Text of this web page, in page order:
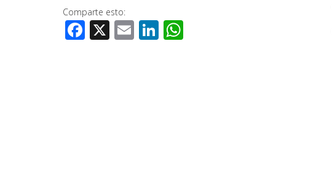
Comparte esto:
Facebook
X EmailLinkedIn